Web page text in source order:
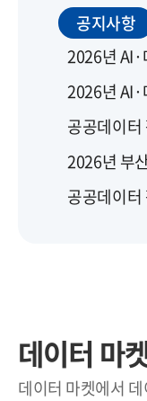
공지사항
데이터 마
데이터 마켓에서